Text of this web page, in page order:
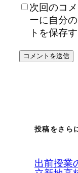
次回のコ
ーに自分
トを保存す
投稿をさら
出前授業